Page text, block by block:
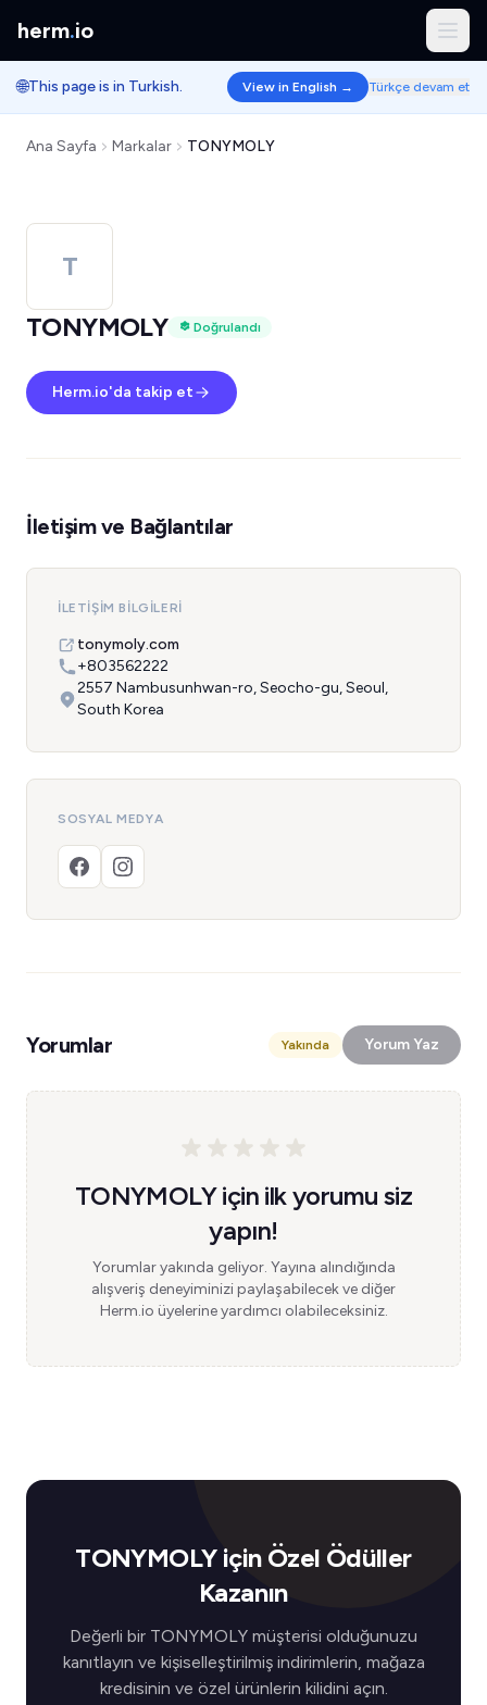
herm.io
🌐This page is in Turkish. View in English → Türkçe devam et
Ana Sayfa Markalar TONYMOLY
T
TONYMOLY
Doğrulandı
Herm.io'da takip et
İletişim ve Bağlantılar
İLETIŞIM BILGILERI
tonymoly.com
+803562222
2557 Nambusunhwan-ro, Seocho-gu, Seoul,
South Korea
SOSYAL MEDYA
Yorumlar Yakında Yorum Yaz
TONYMOLY için ilk yorumu siz
yapın!
Yorumlar yakında geliyor. Yayına alındığında
alışveriş deneyiminizi paylaşabilecek ve diğer
Herm.io üyelerine yardımcı olabileceksiniz.
TONYMOLY için Özel Ödüller
Kazanın
Değerli bir TONYMOLY müşterisi olduğunuzu
kanıtlayın ve kişiselleştirilmiş indirimlerin, mağaza
kredisinin ve özel ürünlerin kilidini açın.